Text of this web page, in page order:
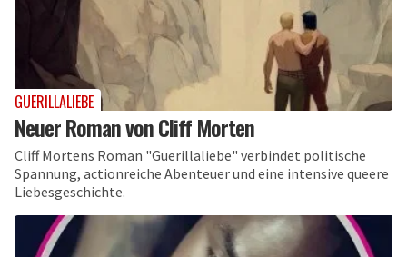
GUERILLALIEBE
Neuer Roman von Cliff Morten
Cliff Mortens Roman "Guerillaliebe" verbindet politische
Spannung, actionreiche Abenteuer und eine intensive queere
Liebesgeschichte.